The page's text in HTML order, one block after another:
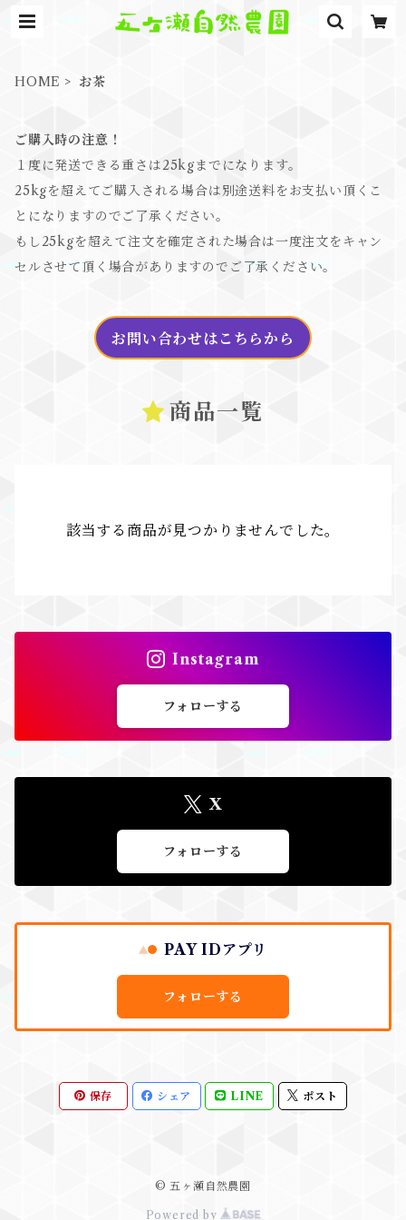
HOME お茶
ご購入時の注意！
１度に発送できる重さは25kgまでになります。
25kgを超えてご購入される場合は別途送料をお支払い頂くこ
とになりますのでご了承ください。
もし25kgを超えて注文を確定された場合は一度注文をキャン
セルさせて頂く場合がありますのでご了承ください。
お問い合わせはこちらから
商品一覧
該当する商品が見つかりませんでした。
Instagram
フォローする
X
フォローする
PAY IDアプリ
フォローする
保存 シェア LINE ポスト
© 五ヶ瀬自然農園
Powered by